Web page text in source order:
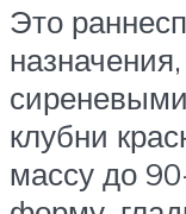
Это
клубни
массу до